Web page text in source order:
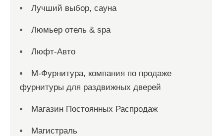
Лучший выбор, сауна
Люмьер отель & spa
Люфт-Авто
М-Фурнитура, компания по продаже
фурнитуры для раздвижных дверей
Магазин Постоянных Распродаж
Магистраль